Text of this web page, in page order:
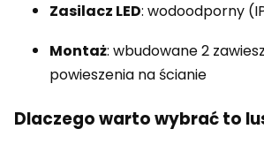
Zasilacz LED: wodoodporny
Montaż: wbudowane 2
powieszenia na ścianie
Dlaczego warto wybrać to